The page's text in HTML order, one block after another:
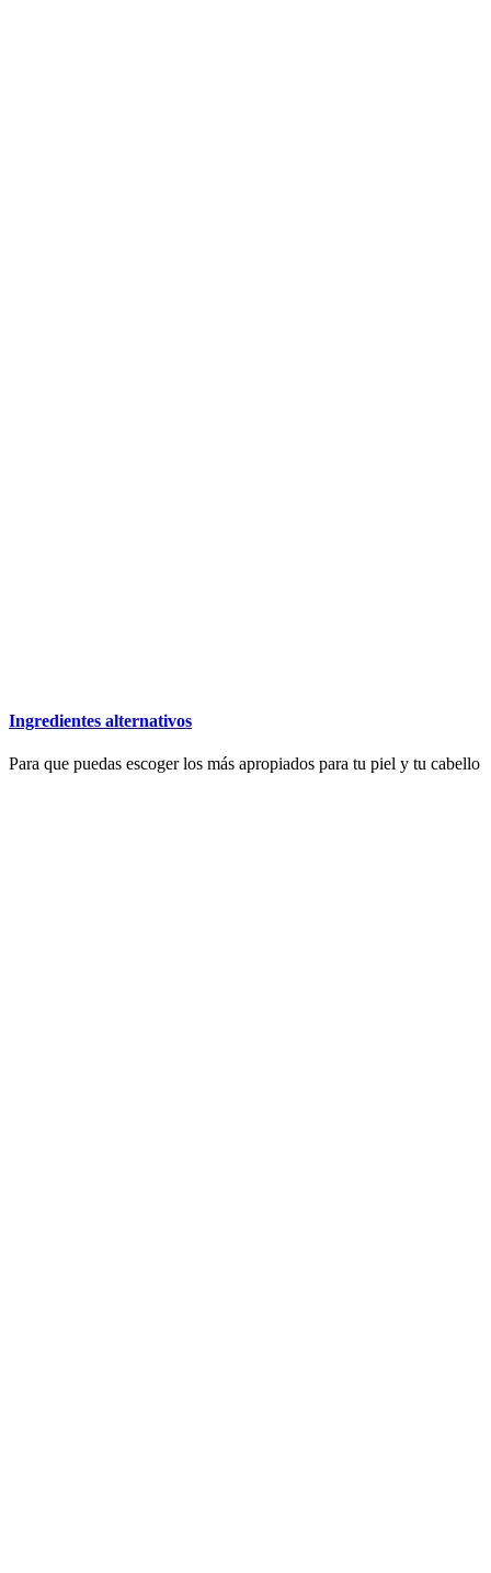
Ingredientes alternativos
Para que puedas escoger los más apropiados para tu piel y tu cabello